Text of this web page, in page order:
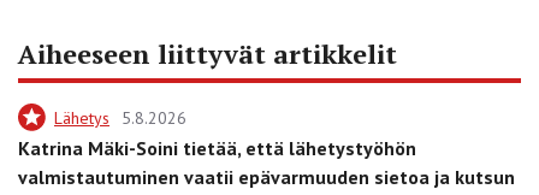
Aiheeseen liittyvät artikkelit
Lähetys 5.8.2026
Katrina Mäki-Soini tietää, että lähetystyöhön
valmistautuminen vaatii epävarmuuden sietoa ja kutsun